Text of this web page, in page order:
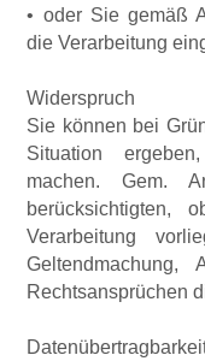
• oder Sie gemäß
die Verarbeitung
Widerspruch
Sie können bei
Situation
machen. Gem.
berücksichtigten,
Verarbeitung
Geltendmachung,
Rechtsansprüchen